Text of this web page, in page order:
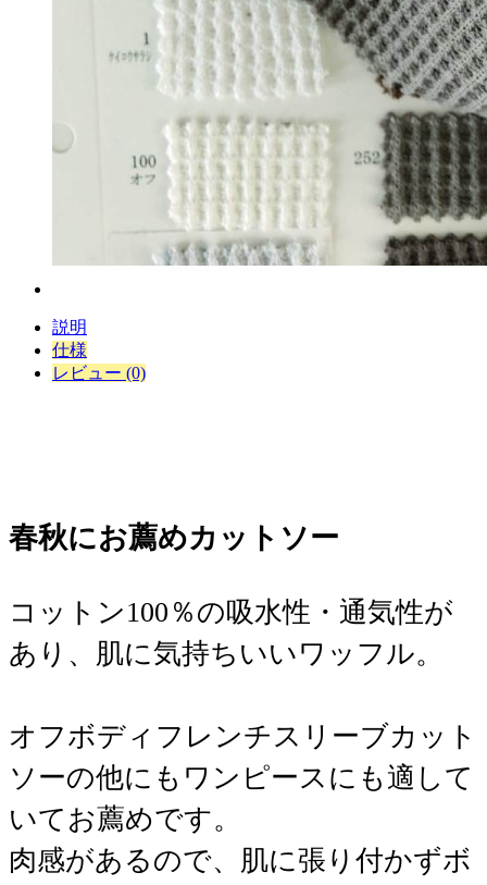
説明
仕様
レビュー (0)
春秋にお薦めカットソー
コットン100％の吸水性・通気性が
あり、肌に気持ちいいワッフル。
オフボディフレンチスリーブカット
ソーの他にもワンピースにも適して
いてお薦めです。
肉感があるので、肌に張り付かずボ